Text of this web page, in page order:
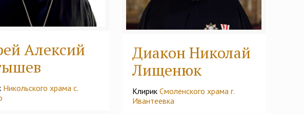
Алексий
Никольского храма с.
Диакон Николай
Лищенюк
Клирик Смоленского храма г.
Ивантеевка